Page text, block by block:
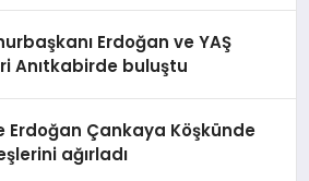
Erdoğan ve YAŞ
Anıtkabirde buluştu
Erdoğan Çankaya Köşkünde
ağırladı